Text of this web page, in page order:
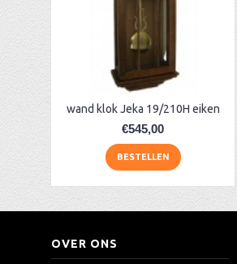
wand klok Jeka 19/210H eiken
€545,00
BESTELLEN
OVER ONS